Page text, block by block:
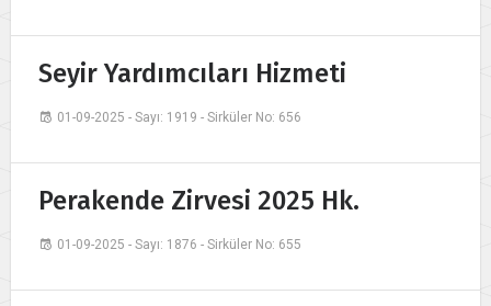
Seyir Yardımcıları Hizmeti
01-09-2025 - Sayı: 1919 - Sirküler No: 656
Perakende Zirvesi 2025 Hk.
01-09-2025 - Sayı: 1876 - Sirküler No: 655